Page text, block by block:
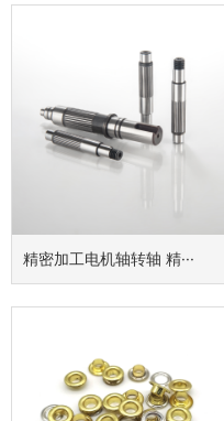
精密加工电机轴转轴 精···